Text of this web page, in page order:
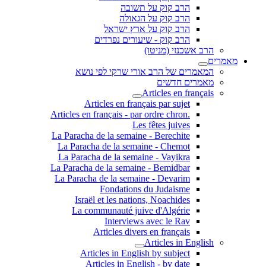
הרב קוק על תשובה
הרב קוק על הגאולה
הרב קוק על ארץ ישראל
הרב קוק - שיעורים נפרדים
הרב אשכנזי (מניטו)
מאמרים
המאמרים של הרב אורי שרקי לפי נושא
מאמרים חדשים
Articles en français
Articles en français par sujet
.Articles en français - par ordre chron
Les fêtes juives
La Paracha de la semaine - Berechite
La Paracha de la semaine - Chemot
La Paracha de la semaine - Vayikra
La Paracha de la semaine - Bemidbar
La Paracha de la semaine - Devarim
Fondations du Judaisme
Israël et les nations, Noachides
La communauté juive d'Algérie
Interviews avec le Rav
Articles divers en français
Articles in English
Articles in English by subject
Articles in English - by date